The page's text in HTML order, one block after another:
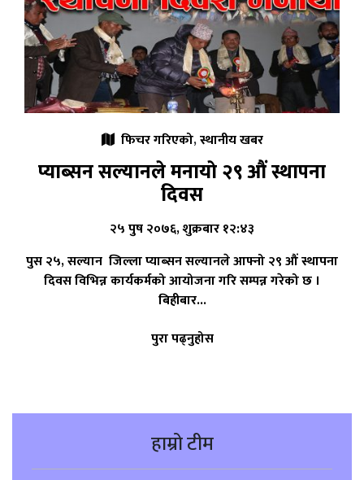
फिचर गरिएको,स्थानीय खबर
प्याब्सन सल्यानले मनायाे २९ औं स्थापना
दिवस
२५ पुष २०७६, शुक्रबार १२:४३
पुस २५, सल्यान जिल्ला प्याब्सन सल्यानले आफ्नो २९ औं स्थापना
दिवस विभिन्न कार्यकर्मको आयोजना गरि सम्पन्न गरेको छ ।
बिहीबार...
पुरा पढ्नुहोस
हाम्रो टीम